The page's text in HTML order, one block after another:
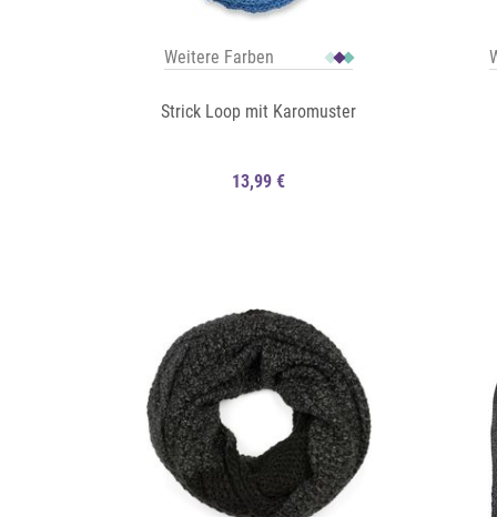
Weitere Farben
Strick Loop mit Karomuster
13,99 €